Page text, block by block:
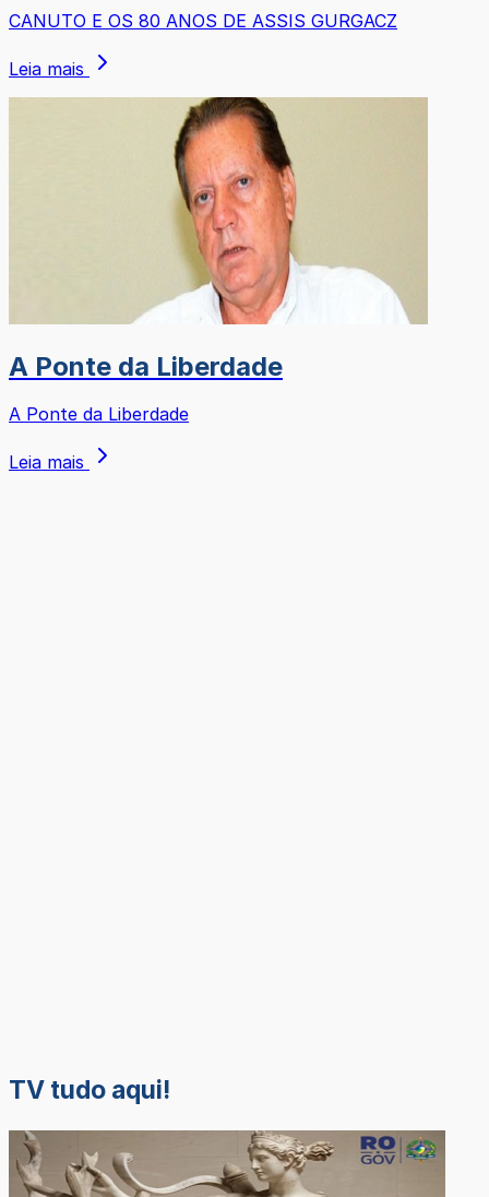
CANUTO E OS 80 ANOS DE ASSIS GURGACZ
Leia mais
A Ponte da Liberdade
A Ponte da Liberdade
Leia mais
TV tudo aqui!